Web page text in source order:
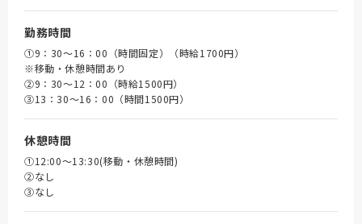
勤務時間
①9：30～16：00（時間固定）（時給1700円）
※移動・休憩時間あり
➁9：30～12：00（時給1500円）
③13：30～16：00（時間1500円）
休憩時間
①12:00～13:30(移動・休憩時間)
➁なし
③なし